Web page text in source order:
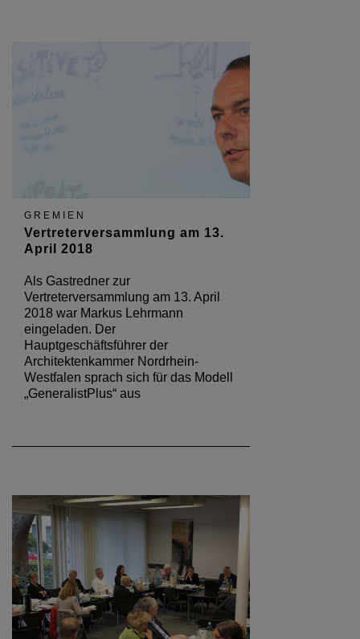
GREMIEN
Vertreterversammlung am 13.
April 2018
Als Gastredner zur
Vertreterversammlung am 13. April
2018 war Markus Lehrmann
eingeladen. Der
Hauptgeschäftsführer der
Architektenkammer Nordrhein-
Westfalen sprach sich für das Modell
„GeneralistPlus“ aus